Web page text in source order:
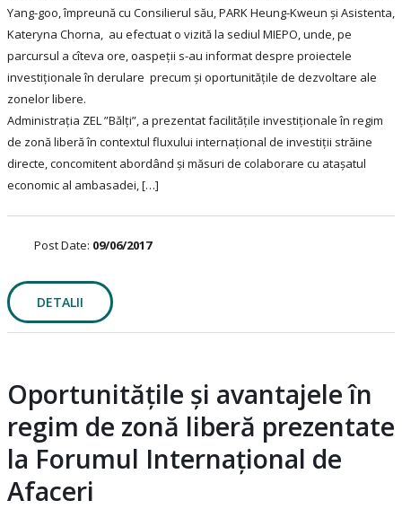
Yang-goo, împreună cu Consilierul său, PARK Heung-Kweun și Asistenta,
Kateryna Chorna, au efectuat o vizită la sediul MIEPO, unde, pe
parcursul a cîteva ore, oaspeții s-au informat despre proiectele
investiționale în derulare precum și oportunitățile de dezvoltare ale
zonelor libere.
Administrația ZEL ”Bălți”, a prezentat facilitățile investiționale în regim
de zonă liberă în contextul fluxului internațional de investiții străine
directe, concomitent abordând și măsuri de colaborare cu atașatul
economic al ambasadei, […]
Post Date: 09/06/2017
DETALII
Oportunitățile și avantajele în
regim de zonă liberă prezentate
la Forumul Internațional de
Afaceri